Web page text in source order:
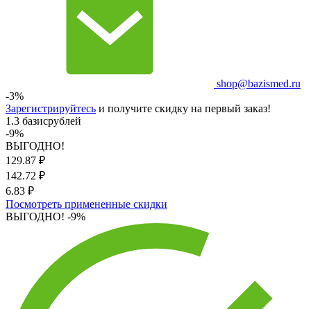
shop@bazismed.ru
-3%
Зарегистрируйтесь и получите скидку на первый заказ!
1.3 базисрублей
-9%
ВЫГОДНО!
129.87 ₽
142.72 ₽
6.83 ₽
Посмотреть примененные скидки
ВЫГОДНО! -9%